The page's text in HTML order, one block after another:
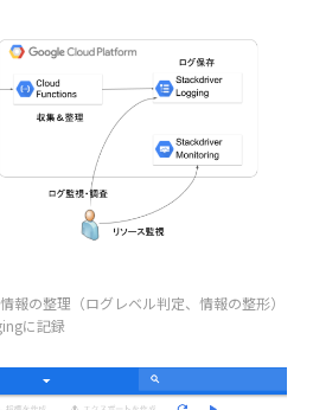
報の整理（ログレベル判定、情報の整形）
に記録